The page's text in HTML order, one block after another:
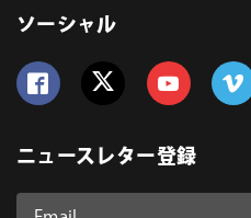
ソーシャル
ニュースレター登録
Email